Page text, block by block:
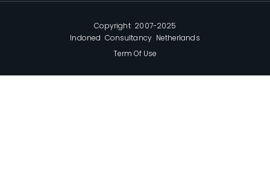
Copyright 2007-2025
Indoned Consultancy Netherlands
Term Of Use